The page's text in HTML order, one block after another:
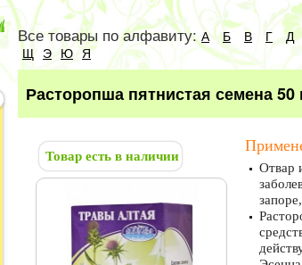
Все товары по алфавиту:А Б В Г Д
Щ Э Ю Я
Расторопша пятнистая семена 50
Товар есть в наличии
Отвар